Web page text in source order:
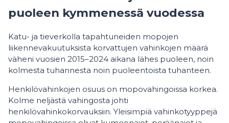
puoleen kymmenessä vuodessa
Katu- ja tieverkolla tapahtuneiden mopojen
liikennevakuutuksista korvattujen vahinkojen määrä
väheni vuosien 2015–2024 aikana lähes puoleen, noin
kolmesta tuhannesta noin puoleentoista tuhanteen.
Henkilövahinkojen osuus on mopovahingoissa korkea.
Kolme neljästä vahingosta johti
henkilövahinkokorvauksiin. Yleisimpiä vahinkotyyppejä